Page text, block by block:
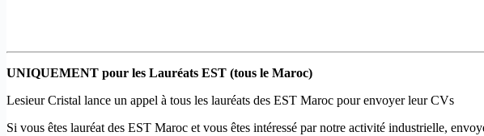
UNIQUEMENT pour les Lauréats EST (tous le Maroc)
Lesieur Cristal lance un appel à tous les lauréats des EST Maroc pour envoyer leur CVs
Si vous êtes lauréat des EST Maroc et vous êtes intéressé par notre activité industrielle,